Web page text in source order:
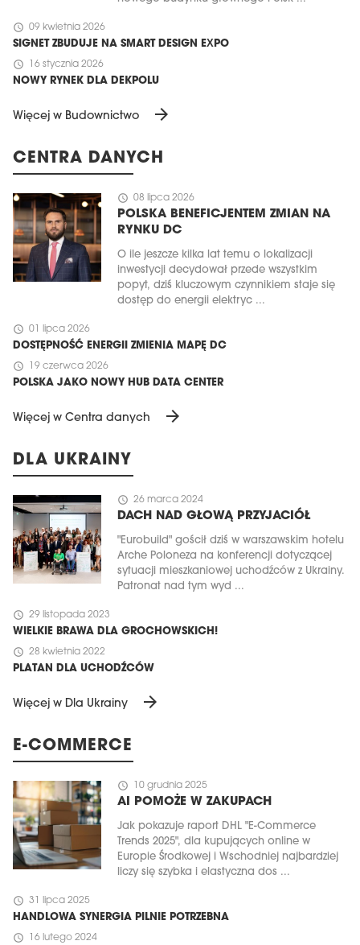
schedule 09 kwietnia 2026
SIGNET ZBUDUJE NA SMART DESIGN EXPO
schedule 16 stycznia 2026
NOWY RYNEK DLA DEKPOLU
Więcej w Budownictwo arrow_forward
CENTRA DANYCH
schedule 08 lipca 2026
POLSKA BENEFICJENTEM ZMIAN NA
RYNKU DC
O ile jeszcze kilka lat temu o lokalizacji
inwestycji decydował przede wszystkim
popyt, dziś kluczowym czynnikiem staje się
dostęp do energii elektryc ...
schedule 01 lipca 2026
DOSTĘPNOŚĆ ENERGII ZMIENIA MAPĘ DC
schedule 19 czerwca 2026
POLSKA JAKO NOWY HUB DATA CENTER
Więcej w Centra danych arrow_forward
DLA UKRAINY
schedule 26 marca 2024
DACH NAD GŁOWĄ PRZYJACIÓŁ
"Eurobuild" gościł dziś w warszawskim hotelu
Arche Poloneza na konferencji dotyczącej
sytuacji mieszkaniowej uchodźców z Ukrainy.
Patronat nad tym wyd ...
schedule 29 listopada 2023
WIELKIE BRAWA DLA GROCHOWSKICH!
schedule 28 kwietnia 2022
PLATAN DLA UCHODŹCÓW
Więcej w Dla Ukrainy arrow_forward
E-COMMERCE
schedule 10 grudnia 2025
AI POMOŻE W ZAKUPACH
Jak pokazuje raport DHL "E-Commerce
Trends 2025", dla kupujących online w
Europie Środkowej i Wschodniej najbardziej
liczy się szybka i elastyczna dos ...
schedule 31 lipca 2025
HANDLOWA SYNERGIA PILNIE POTRZEBNA
schedule 16 lutego 2024